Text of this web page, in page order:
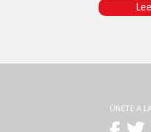
ÚNETE A